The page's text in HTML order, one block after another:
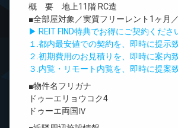
概 要 地上11階 RC造
■全部屋対象／実質フリーレント1ヶ月
▶ REIT FIND特典でお得にご契約くださ
１.都内最安値での契約を、即時に提示
２.初期費用のお見積りを、即時に案内
３.内覧・リモート内覧を、即時に提案
■物件名フリガナ
ドゥーエリョウコク4
ドゥーエ両国Ⅳ